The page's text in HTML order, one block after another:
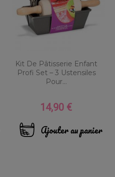
Kit De Pâtisserie Enfant
Profi Set – 3 Ustensiles
Pour...
Prix
14,90 €
Ajouter au panier